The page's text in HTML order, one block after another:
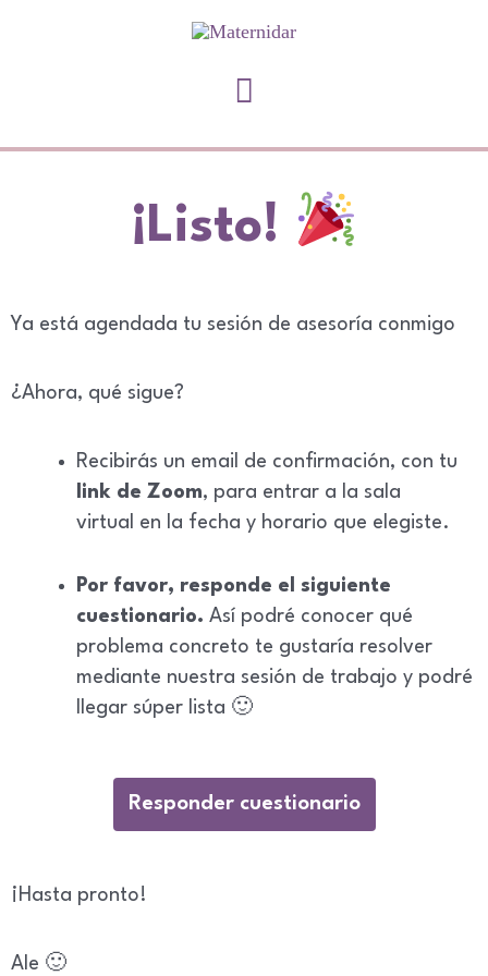
¡Listo!
Ya está agendada tu sesión de asesoría conmigo
¿Ahora, qué sigue?
Recibirás un email de confirmación, con tu
link de Zoom, para entrar a la sala
virtual en la fecha y horario que elegiste.
Por favor, responde el siguiente
cuestionario. Así podré conocer qué
problema concreto te gustaría resolver
mediante nuestra sesión de trabajo y podré
llegar súper lista 🙂
Responder cuestionario
¡Hasta pronto!
Ale 🙂